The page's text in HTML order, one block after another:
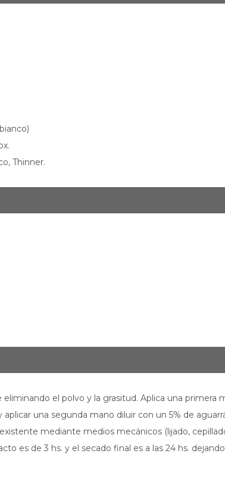
Thinner.
el polvo y la grasitud. Aplica una primera
una segunda mano diluir con un 5% de
mediante medios mecánicos (lijado,
es de 3 hs. y el secado final es a las 24 hs.